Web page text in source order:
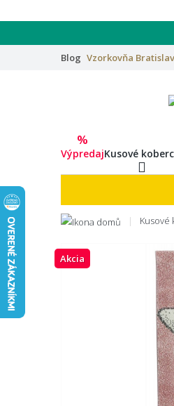
Blog Vzorkovňa
%
VýpredajKusové
Kusové
Akcia